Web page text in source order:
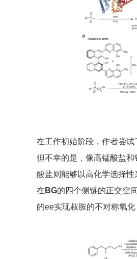
在工作初始阶段，作者尝试
但不幸的是，像高锰酸盐
酸盐则能够以高化学选择
在 BG的四个侧链的正交空
的ee实现叔胺的不对称氧化